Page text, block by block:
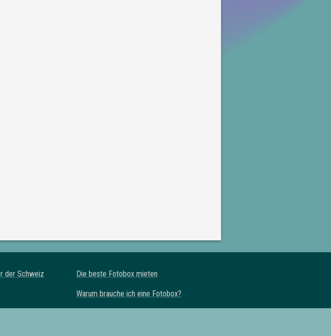
der Schweiz Die beste Fotobox mieten
Warum brauche ich eine Fotobox?